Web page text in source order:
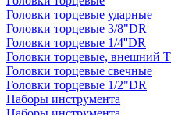
Головки торцевые ударные
Головки торцевые 3/8"DR
Головки торцевые 1/4''DR
Головки торцевые, внешний
Головки торцевые свечные
Головки торцевые 1/2"DR
Наборы инструмента